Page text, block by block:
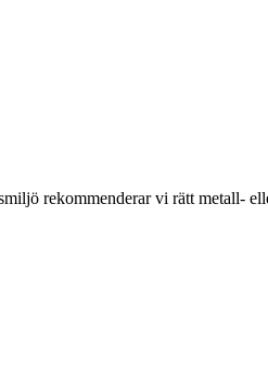
rekommenderar vi rätt metall-